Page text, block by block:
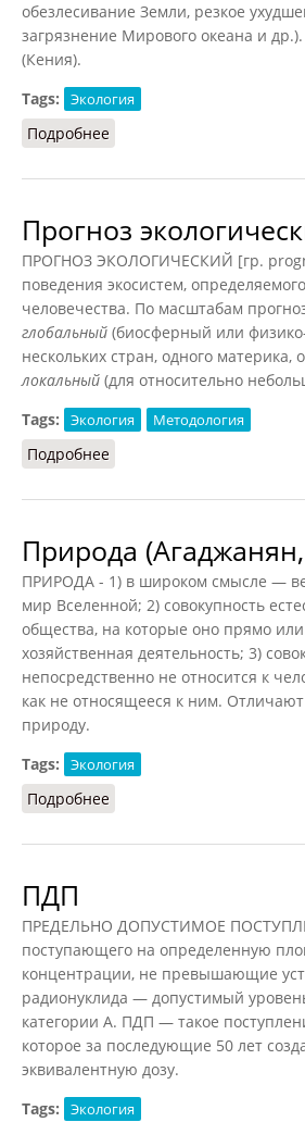
обезлесивание Земли, резкое
загрязнение Мирового океана и
(Кения).
Tags:
Экология
Подробнее
Прогноз
ПРОГНОЗ ЭКОЛОГИЧЕСКИЙ [гр.
поведения экосистем,
человечества. По масштабам
глобальный (биосферный или
нескольких стран, одного материка,
локальный (для относительно
Tags:
Экология Методология
Подробнее
Природа
ПРИРОДА - 1) в широком смысле —
мир Вселенной; 2) совокупность
общества, на которые оно прямо
хозяйственная деятельность; 3)
непосредственно не относится к
как не относящееся к ним.
природу.
Tags:
Экология
Подробнее
ПДП
ПРЕДЕЛЬНО ДОПУСТИМОЕ
поступающего на определенную
концентрации, не превышающие
радионуклида — допустимый
категории А. ПДП — такое
которое за последующие 50 лет
эквивалентную дозу.
Tags:
Экология